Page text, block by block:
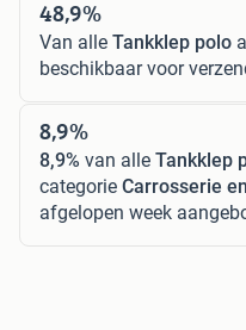
48,9%
Van alle Tankklep polo
beschikbaar voor
8,9%
8,9% van alle Tankklep
categorie Carrosserie
afgelopen week